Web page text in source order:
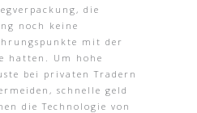
die
noch keine
mit der
hatten. Um hohe
bei privaten Tradern
schnelle geld
die Technologie von